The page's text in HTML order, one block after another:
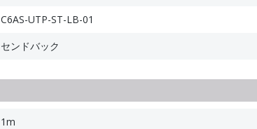
C6AS-UTP-ST-LB-01
センドバック
1m